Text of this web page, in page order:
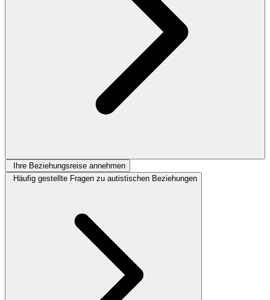
Ihre Beziehungsreise annehmen
Häufig gestellte Fragen zu autistischen Beziehungen